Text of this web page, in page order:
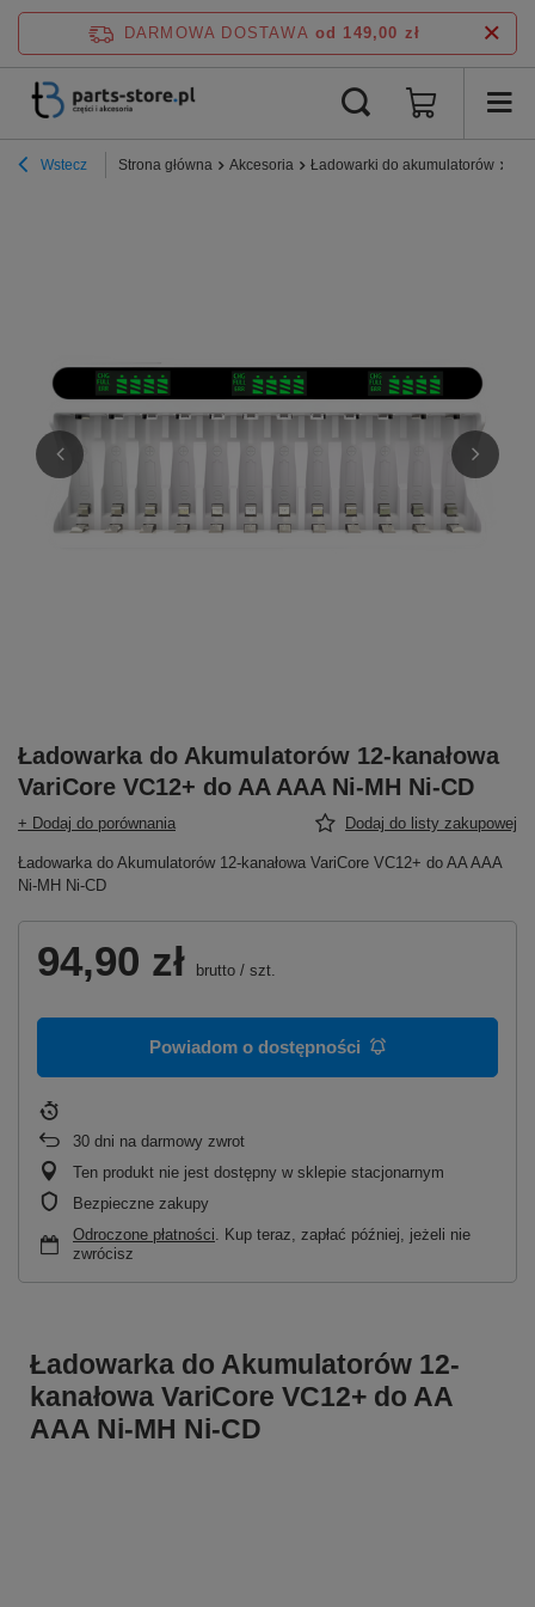
DARMOWA DOSTAWA od 149,00 zł
Wstecz Strona główna Akcesoria Ładowarki do akumulatorów
Ładowarka do Akumulatorów 12-kanałowa
VariCore VC12+ do AA AAA Ni-MH Ni-CD
+ Dodaj do porównania Dodaj do listy zakupowej
Ładowarka do Akumulatorów 12-kanałowa VariCore VC12+ do AA AAA
Ni-MH Ni-CD
94,90 zł brutto / szt.
Powiadom o dostępności
30 dni na darmowy zwrot
Ten produkt nie jest dostępny w sklepie stacjonarnym
Bezpieczne zakupy
Odroczone płatności . Kup teraz, zapłać później, jeżeli nie
zwrócisz
Ładowarka do Akumulatorów 12-
kanałowa VariCore VC12+ do AA
AAA Ni-MH Ni-CD